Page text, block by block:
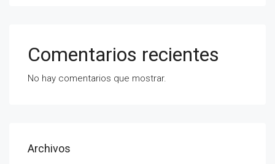
Comentarios recientes
No hay comentarios que mostrar.
Archivos